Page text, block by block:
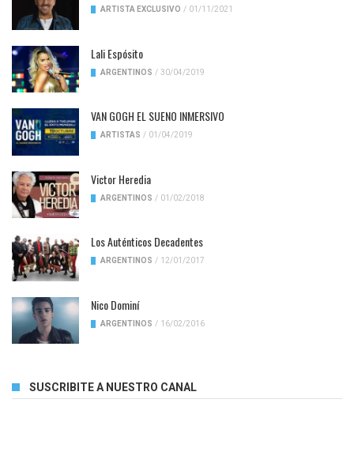
ARTISTA EXCLUSIVO / 01/11/2021
Lali Espósito
ARGENTINOS / 30/04/2019
VAN GOGH EL SUENO INMERSIVO
ARTISTAS / 01/04/2019
Victor Heredia
ARGENTINOS / 01/02/2018
Los Auténticos Decadentes
ARGENTINOS / 12/01/2017
Nico Dominí
ARGENTINOS / 16/02/2016
SUSCRIBITE A NUESTRO CANAL